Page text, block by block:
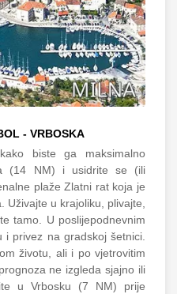
- VRBOSKA
biste ga maksimalno
(14 NM) i usidrite se (ili
plaže Zlatni rat koja je
Uživajte u krajoliku, plivajte,
tamo. U poslijepodnevnim
privez na gradskoj šetnici.
životu, ali i po vjetrovitim
ne izgleda sjajno ili
u Vrbosku (7 NM) prije